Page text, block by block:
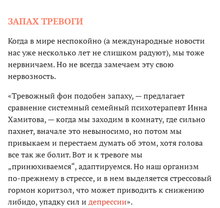
ЗАПАХ ТРЕВОГИ
Когда в мире неспокойно (а международные новости
нас уже несколько лет не слишком радуют), мы тоже
нервничаем. Но не всегда замечаем эту свою
нервозность.
«Тревожный фон подобен запаху, — предлагает
сравнение системный семейный психотерапевт Инна
Хамитова, — когда мы заходим в комнату, где сильно
пахнет, вначале это невыносимо, но потом мы
привыкаем и перестаем думать об этом, хотя голова
все так же болит. Вот и к тревоге мы
„принюхиваемся“, адаптируемся. Но наш организм
по-прежнему в стрессе, и в нем выделяется стрессовый
гормон коритзол, что может приводить к снижению
либидо, упадку сил и депрессии».